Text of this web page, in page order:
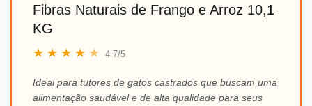
Fibras Naturais de Frango e Arroz 10,1
KG
★ ★ ★ ★ ★ 4.7/5
Ideal para tutores de gatos castrados que buscam uma
alimentação saudável e de alta qualidade para seus